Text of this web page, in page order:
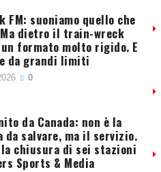
FM: suoniamo quello che
dietro il train-wreck
un formato molto rigido. E
da grandi limiti
0
da Canada: non è la
da salvare, ma il servizio.
chiusura di sei stazioni
Sports & Media